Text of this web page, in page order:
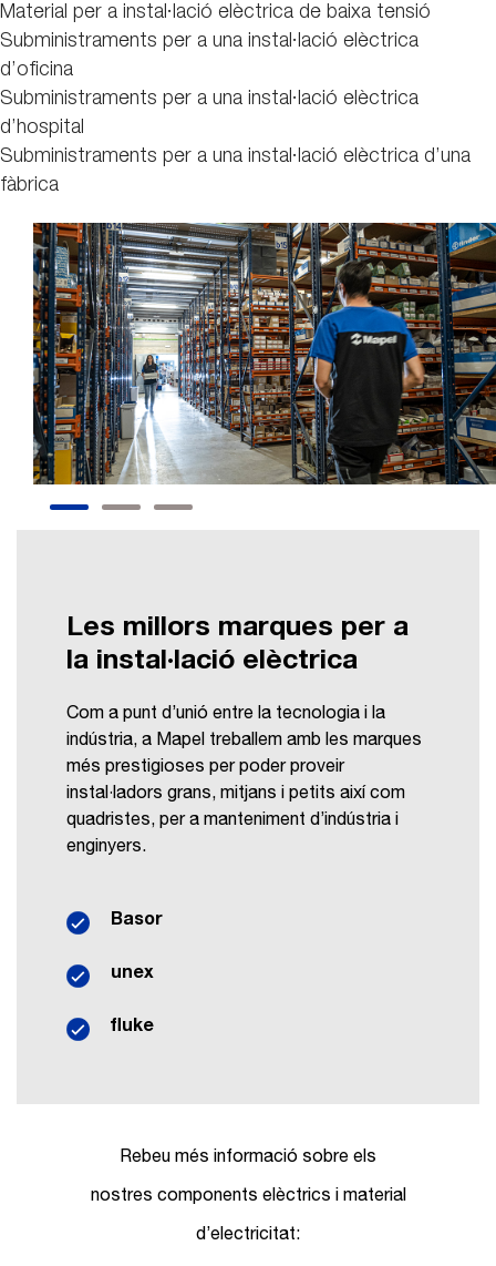
Material per a instal·lació elèctrica de baixa tensió
Subministraments per a una instal·lació elèctrica
d’oficina
Subministraments per a una instal·lació elèctrica
d’hospital
Subministraments per a una instal·lació elèctrica d’una
fàbrica
Les millors marques per a
la instal·lació elèctrica
Com a punt d’unió entre la tecnologia i la
indústria, a Mapel treballem amb les marques
més prestigioses per poder proveir
instal·ladors grans, mitjans i petits així com
quadristes, per a manteniment d’indústria i
enginyers.
Basor
unex
fluke
Rebeu més informació sobre els
nostres components elèctrics i material
d’electricitat: